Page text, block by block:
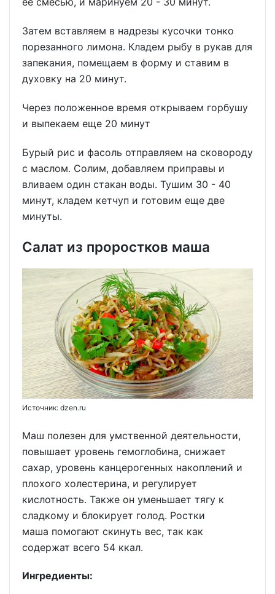
Затем вставляем в надрезы кусочки тонко
порезанного лимона. Кладем рыбу в рукав для
запекания, помещаем в форму и ставим в
духовку на 20 минут.
Через положенное время открываем горбушу
и выпекаем еще 20 минут
Бурый рис и фасоль отправляем на сковороду
с маслом. Солим, добавляем приправы и
вливаем один стакан воды. Тушим 30 - 40
минут, кладем кетчуп и готовим еще две
минуты.
Салат из проростков маша
Источник: dzen.ru
Маш полезен для умственной деятельности,
повышает уровень гемоглобина, снижает
сахар, уровень канцерогенных накоплений и
плохого холестерина, и регулирует
кислотность. Также он уменьшает тягу к
сладкому и блокирует голод. Ростки
маша помогают скинуть вес, так как
содержат всего 54 ккал.
Ингредиенты: